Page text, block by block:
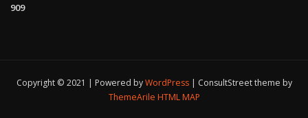
909
Copyright © 2021 | Powered byWordPress
ConsultStreet theme by
ThemeArile HTML MAP